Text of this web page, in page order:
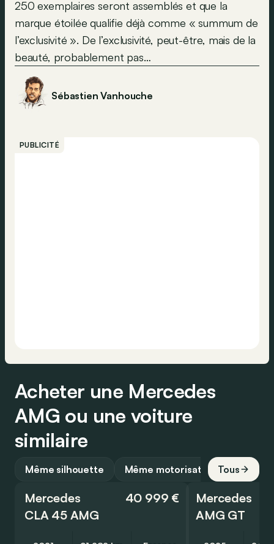
250 exemplaires seront assemblés et que la
marque étoilée qualifie déjà comme « summum de
l’exclusivité ». De l’exclusivité, peut-être, mais de la
beauté, probablement pas…
Sébastien Vanhouche
PUBLICITÉ
Acheter une Mercedes
AMG ou une voiture
similaire
Même silhouette Même motorisation Tous
Mercedes
CLA 45 AMG
40 999 €
Mercedes
AMG GT